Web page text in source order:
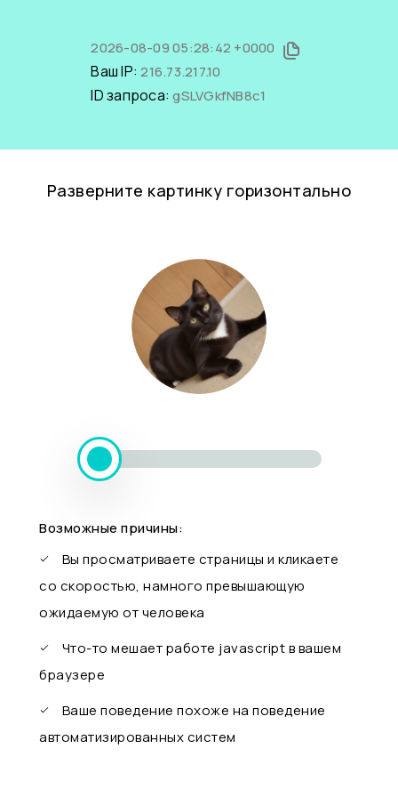
2026-08-09 05:28:42 +0000
Ваш IP:216.73.217.10
ID запроса:gSLVGkfNB8c1
Разверните картинку горизонтально
Возможные причины:
Вы просматриваете страницы и кликаете
со скоростью, намного превышающую
ожидаемую от человека
Что-то мешает работе javascript в вашем
браузере
Ваше поведение похоже на поведение
автоматизированных систем